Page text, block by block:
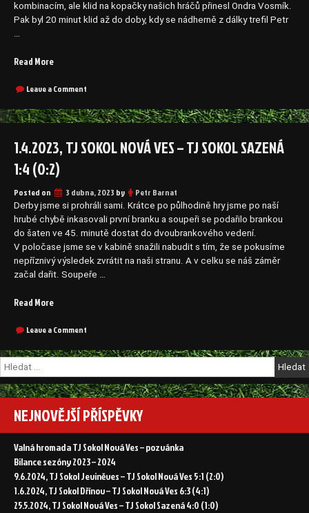
kombinacím, ale klid na kopačky našich hráčů přinesl Ondra Vosmík.
Pak byl 20 minut klid až do doby, kdy se nádherně z dálky trefil Petr
…
Read More„9.4.2023,
Sokol
–
Sokol
Nová
Ves
4:6
(1:2)“
Leave a Comment
TJ
Sokol
–
Ves
4:6
(1:2)
1.4.2023, TJ SOKOL NOVÁ VES – TJ SOKOL SAZENÁ
1:4 (0:2)
Posted on 3 dubna, 2023 by Petr Barnat
Derby jsme si prohráli sami. Krátce po půlhodině hry jsme po naší
hrubé chybě inkasovali první branku a soupeři se podařilo brankou
do šaten ve 45. minutě dostat do dvoubrankového vedení.
V poločase jsme se v kabině snažili nabudit s tím, že se pokusíme
nepříznivý výsledek zvrátit na naši stranu. A v celku se náš záměr
začal dařit. Soupeře …
Read More„1.4.2023,
Sokol
Ves
TJ
Sokol
Sazená
1:4
Leave a Comment
TJ
Nová
Ves
–
TJ
Sokol
Sazená
1:4
(0:2)
Vyhledávání
NEJNOVĚJŠÍ PŘÍSPĚVKY
Valná hromada TJ Sokol Nová Ves – pozvánka
Bilance sezóny 2023 – 2024
9.6.2024, TJ Sokol Jeviněves – TJ Sokol Nová Ves 5:1 (2:0)
1.6.2024, TJ Sokol Dřínov – TJ Sokol Nová Ves 6:3 (4:1)
25.5.2024, TJ Sokol Nová Ves – TJ Sokol Sazená 4:0 (1:0)